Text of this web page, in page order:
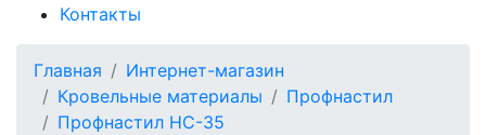
Контакты
Главная
Интернет-магазин
Кровельные материалы
Профнастил
Профнастил НС-35